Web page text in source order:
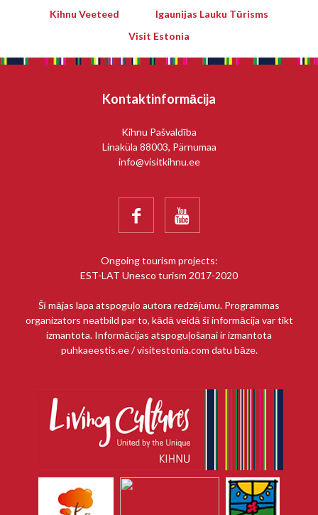
Kihnu Veeteed
Igaunijas Lauku Tūrisms
Visit Estonia
Kontaktinformācija
Kihnu Pašvaldība
Linaküla 88003, Pärnumaa
info@visitkihnu.ee
 
Ongoing tourism projects:
EST-LAT Unesco turism 2017-2020
Šī mājas lapa atspoguļo autora redzējumu. Programmas
organizators neatbild par to, kādā veidā šī informācija var tikt
izmantota. Informācijas atspoguļošanai ir izmantota
puhkaeestis.ee / visitestonia.com datu bāze.